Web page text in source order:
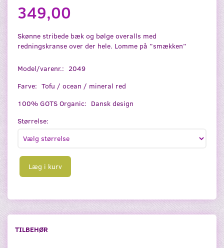
349,00
Skønne stribede bæk og bølge overalls med
redningskranse over der hele. Lomme på ”smækken”
Model/varenr.: 2049
Farve: Tofu / ocean / mineral red
100% GOTS Organic: Dansk design
Størrelse:
Læg i kurv
TILBEHØR